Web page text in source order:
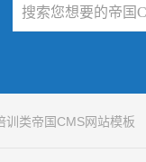
训类帝国CMS网站模板